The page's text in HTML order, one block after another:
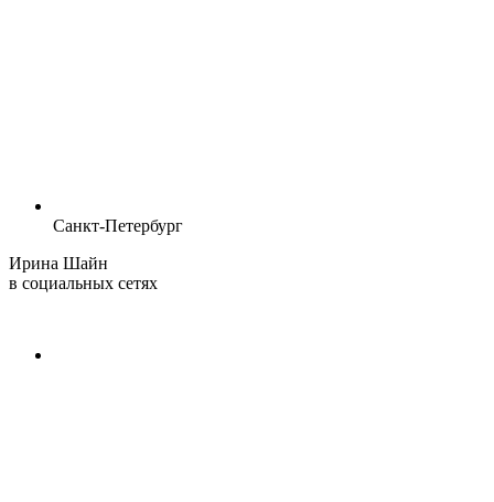
Санкт-Петербург
Ирина Шайн
в социальных сетях